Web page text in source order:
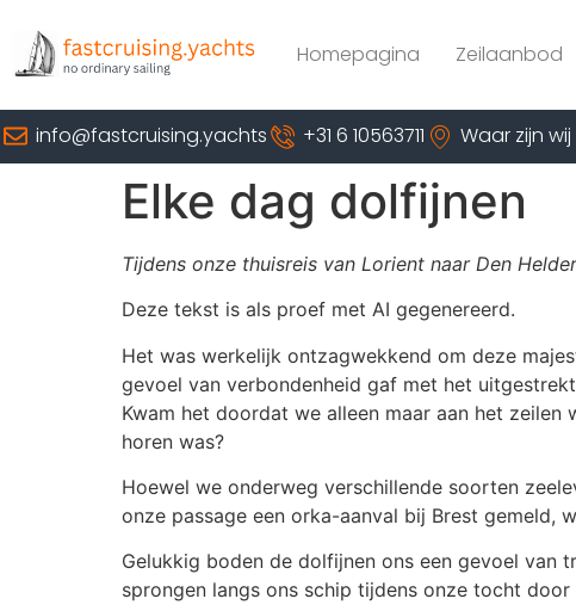
Homepagina Zeilaanbod
info@fastcruising.yachts +31 6 10563711 Waar zijn
Elke dag dolfijnen
Tijdens onze thuisreis van Lorient naar Den
Deze tekst is als proef met AI gegenereerd.
Het was werkelijk ontzagwekkend om deze
gevoel van verbondenheid gaf met het
Kwam het doordat we alleen maar aan het
horen was?
Hoewel we onderweg verschillende soorten
onze passage een orka-aanval bij Brest gemeld,
Gelukkig boden de dolfijnen ons een gevoel van
sprongen langs ons schip tijdens onze tocht